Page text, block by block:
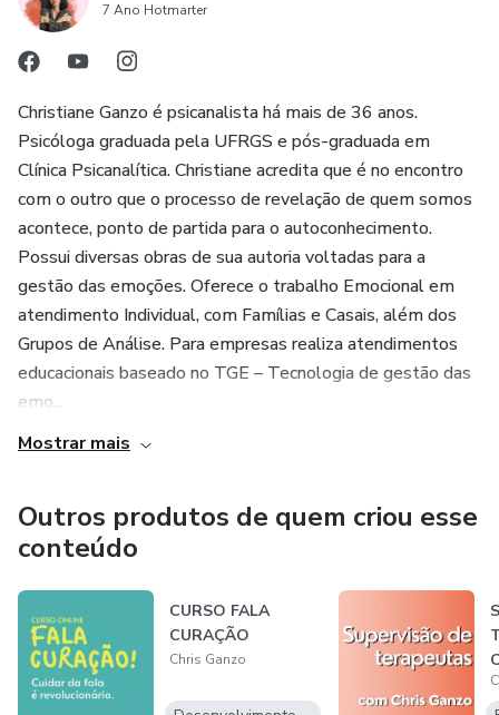
7 Ano Hotmarter
Christiane Ganzo é psicanalista há mais de 36 anos.
Psicóloga graduada pela UFRGS e pós-graduada em
Clínica Psicanalítica. Christiane acredita que é no encontro
com o outro que o processo de revelação de quem somos
acontece, ponto de partida para o autoconhecimento.
Possui diversas obras de sua autoria voltadas para a
gestão das emoções. Oferece o trabalho Emocional em
atendimento Individual, com Famílias e Casais, além dos
Grupos de Análise. Para empresas realiza atendimentos
educacionais baseado no TGE – Tecnologia de gestão das
emo...
Mostrar mais
Outros produtos de quem criou esse
conteúdo
CURSO FALA
CURAÇÃO
Chris Ganzo